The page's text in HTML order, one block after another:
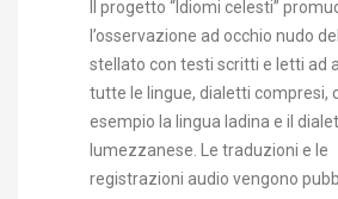
Il progetto “Idiomi celesti”
l’osservazione ad occhio nudo
stellato con testi scritti e letti ad
tutte le lingue, dialetti compresi,
esempio la lingua ladina e il
lumezzanese. Le traduzioni e le
registrazioni audio vengono